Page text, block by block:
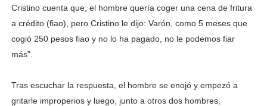
Cristino cuenta que, el hombre quería coger una cena de fritura
a crédito (fiao), pero Cristino le dijo: Varón, como 5 meses que
cogió 250 pesos fiao y no lo ha pagado, no le podemos fiar
más”.
Tras escuchar la respuesta, el hombre se enojó y empezó a
gritarle improperios y luego, junto a otros dos hombres,